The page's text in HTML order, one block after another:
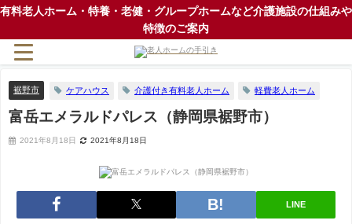
有料老人ホーム・特養・老健・グループホームなど介護施設の仕組みや
特徴のご案内
裾野市 ケアハウス 介護付き有料老人ホーム 軽費老人ホーム
富岳エメラルドパレス（静岡県裾野市）
2021年8月18日 2021年8月18日
LINE